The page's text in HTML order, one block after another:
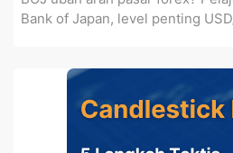
Bank of Japan, level penting